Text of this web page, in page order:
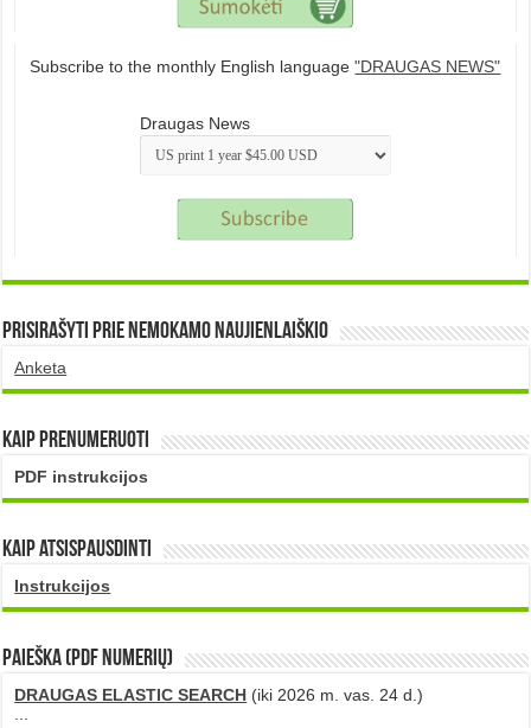
Subscribe to the monthly English language"DRAUGAS NEWS"
Draugas News
Prisirašyti prie nemokamo naujienlaiškio
Anketa
Kaip prenumeruoti
PDF instrukcijos
Kaip atsispausdinti
Instrukcijos
PAIEŠKA (PDF numerių)
DRAUGAS ELASTIC SEARCH (iki 2026 m. vas. 24 d.)
...